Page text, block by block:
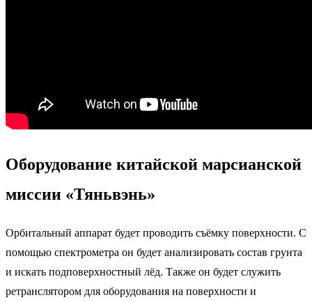
Оборудование китайской марсианской
миссии «Тяньвэнь»
Орбитальный аппарат будет проводить съёмку поверхности. С
помощью спектрометра он будет анализировать состав грунта
и искать подповерхностный лёд. Также он будет служить
ретранслятором для оборудования на поверхности и